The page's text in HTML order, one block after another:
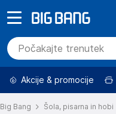
Akcije & promocije
Big Bang Šola, pisarna in hobi